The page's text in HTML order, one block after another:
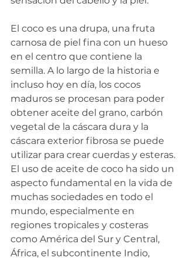
El coco es una drupa, una fruta
carnosa de piel fina con un hueso
en el centro que contiene la
semilla. A lo largo de la historia e
incluso hoy en día, los cocos
maduros se procesan para poder
obtener aceite del grano, carbón
vegetal de la cáscara dura y la
cáscara exterior fibrosa se puede
utilizar para crear cuerdas y esteras.
El uso de aceite de coco ha sido un
aspecto fundamental en la vida de
muchas sociedades en todo el
mundo, especialmente en
regiones tropicales y costeras
como América del Sur y Central,
África, el subcontinente Indio,